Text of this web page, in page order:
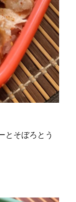
とそぼろとう